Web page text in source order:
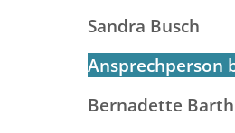
Sandra Busch
Ansprechperson
Bernadette Barth